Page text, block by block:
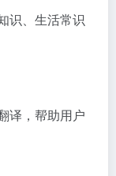
识、生活常识
译，帮助用户